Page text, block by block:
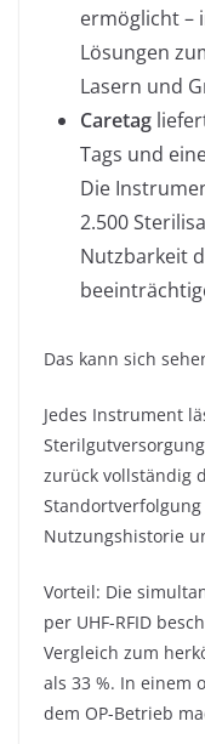
ermöglicht –
Lösungen
Lasern und
Caretag
Tags und
Die
2.500
Nutzbarkeit
Das kann sich
Jedes Instrument
zurück vollständig
Nutzungshistorie
Vorteil: Die
per UHF-RFID
Vergleich zum
als 33 %. In einem
dem OP-Betrieb